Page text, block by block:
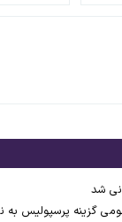
شد
گزینه پرسپولیس به